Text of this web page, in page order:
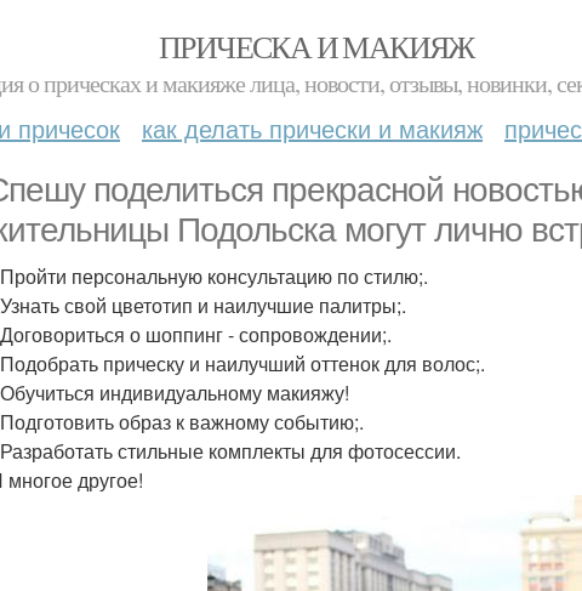
ПРИЧЕСКА И МАКИЯЖ
о прическах и макияже лица, новости, отзывы, новинки,
причесок как делать прически и макияж
поделиться прекрасной
Подольска могут лично
персональную консультацию по стилю;.
свой цветотип и наилучшие палитры;.
о шоппинг - сопровождении;.
прическу и наилучший оттенок для волос;.
индивидуальному макияжу!
образ к важному событию;.
стильные комплекты для фотосессии.
многое другое!